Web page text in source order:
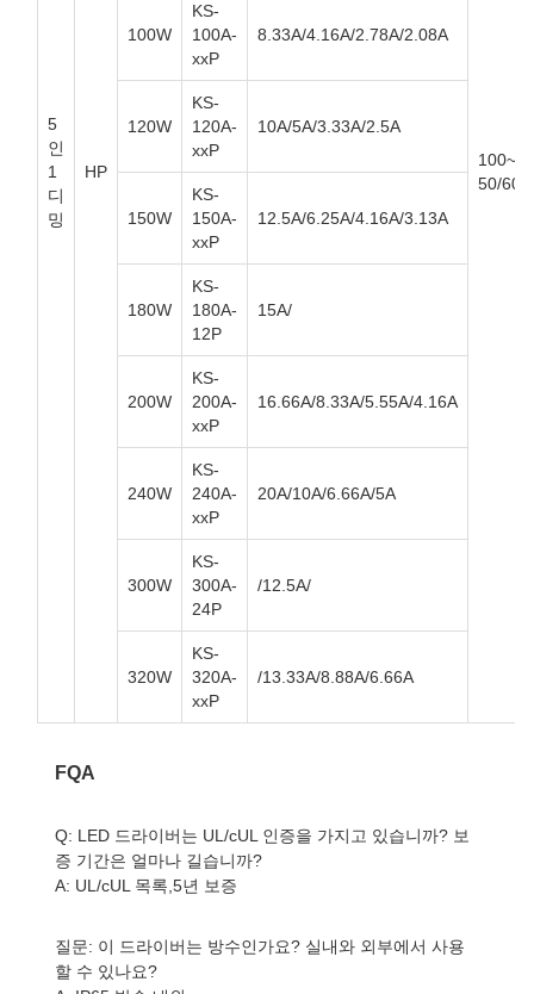
5
인
1
디
밍
HP
50/
100W
KS-
100A-
xxP
8.33A/4.16A/2.78A/2.08A
120W
KS-
120A-
xxP
10A/5A/3.33A/2.5A
150W
KS-
150A-
xxP
12.5A/6.25A/4.16A/3.13A
180W
KS-
180A-
12P
15A/
200W
KS-
200A-
xxP
16.66A/8.33A/5.55A/4.16A
240W
KS-
240A-
xxP
20A/10A/6.66A/5A
300W
KS-
300A-
24P
/12.5A/
320W
KS-
320A-
xxP
/13.33A/8.88A/6.66A
FQA
Q: LED 드라이버는 UL/cUL 인증을 가지고 있습니까? 보
증 기간은 얼마나 길습니까?
A: UL/cUL 목록,5년 보증
질문: 이 드라이버는 방수인가요? 실내와 외부에서 사용
할 수 있나요?